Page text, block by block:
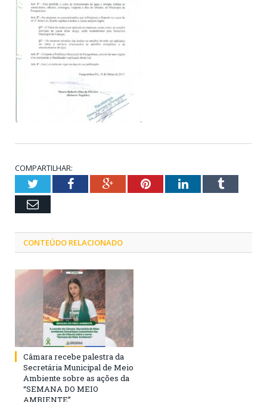
COMPARTILHAR:
TwitterFacebookGoogle+PinterestLinkedInTumblr
Email
CONTEÚDO RELACIONADO
Câmara recebe palestra da
Secretária Municipal de Meio
Ambiente sobre as ações da
“SEMANA DO MEIO
AMBIENTE”